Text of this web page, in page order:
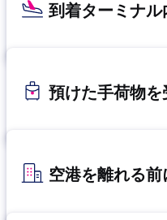
到着ターミナル
預けた手荷物を
空港を離れる